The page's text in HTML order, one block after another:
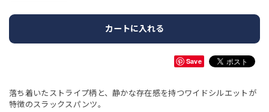
カートに入れる
Save
落ち着いたストライプ柄と、静かな存在感を持つワイドシルエットが
特徴のスラックスパンツ。